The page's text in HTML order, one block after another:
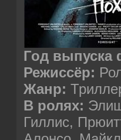
Год выпуска
Режиссёр:
Жанр:
В ролях:
Гиллис,